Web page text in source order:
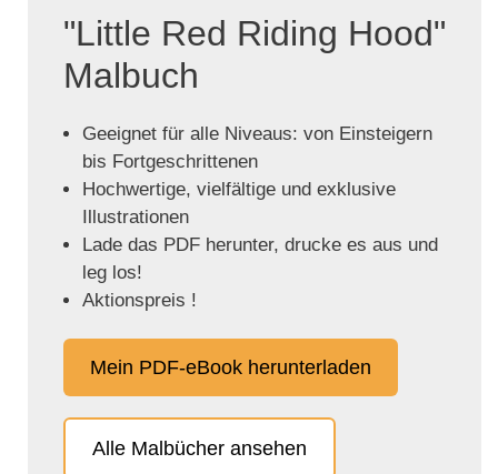
"Little Red Riding Hood"
Malbuch
Geeignet für alle Niveaus: von Einsteigern
bis Fortgeschrittenen
Hochwertige, vielfältige und exklusive
Illustrationen
Lade das PDF herunter, drucke es aus und
leg los!
Aktionspreis !
Mein PDF-eBook herunterladen
Alle Malbücher ansehen